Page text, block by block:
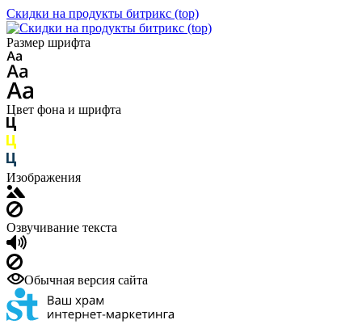
Скидки на продукты битрикс (top)
Размер шрифта
Цвет фона и шрифта
Изображения
Озвучивание текста
Обычная версия сайта